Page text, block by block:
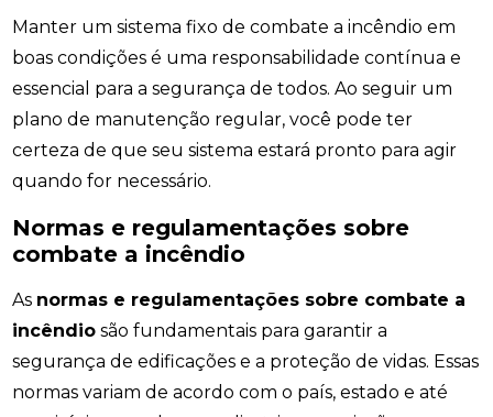
Manter um sistema fixo de combate a incêndio em
boas condições é uma responsabilidade contínua e
essencial para a segurança de todos. Ao seguir um
plano de manutenção regular, você pode ter
certeza de que seu sistema estará pronto para agir
quando for necessário.
Normas e regulamentações sobre
combate a incêndio
As normas e regulamentações sobre combate a
incêndio são fundamentais para garantir a
segurança de edificações e a proteção de vidas. Essas
normas variam de acordo com o país, estado e até